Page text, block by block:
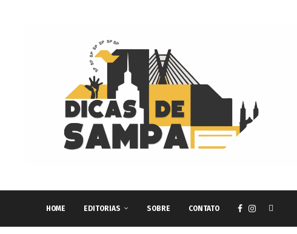
HOME EDITORIAS SOBRE CONTATO